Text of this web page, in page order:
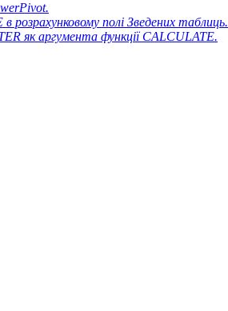
розрахунковому полі Зведених таблиць.
як аргумента функції CALCULATE.